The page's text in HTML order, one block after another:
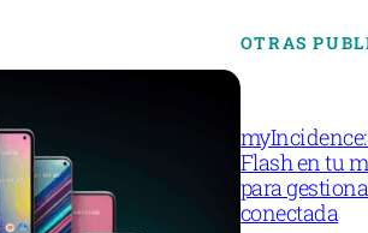
OTRAS
Flash en tu
para
conectada